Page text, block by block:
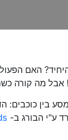
האם
אבל מה קורה
בין
ע"י הבורג ב-